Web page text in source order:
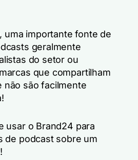
uma importante fonte de
geralmente
do setor ou
que compartilham
não são facilmente
usar o Brand24 para
de podcast sobre um